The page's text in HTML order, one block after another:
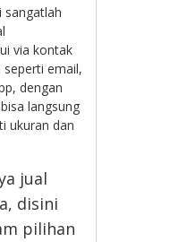
sangatlah
via kontak
seperti email,
dengan
langsung
ukuran dan
jual
disini
pilihan